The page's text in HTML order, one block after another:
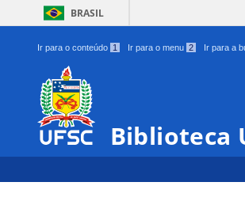
BRASIL
Ir para o conteúdo 1 Ir para o menu 2 Ir para a
Biblioteca